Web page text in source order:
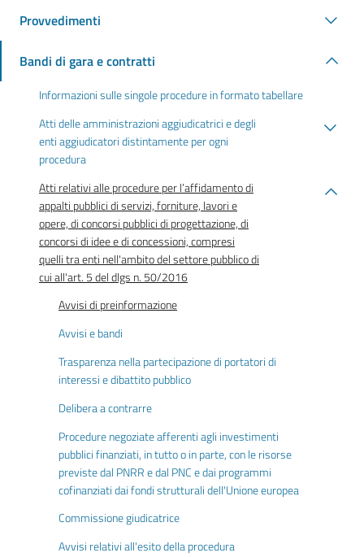
Provvedimenti
Bandi di gara e contratti
Informazioni sulle singole procedure in formato tabellare
Atti delle amministrazioni aggiudicatrici e degli
enti aggiudicatori distintamente per ogni
procedura
Atti relativi alle procedure per l’affidamento di
appalti pubblici di servizi, forniture, lavori e
opere, di concorsi pubblici di progettazione, di
concorsi di idee e di concessioni, compresi
quelli tra enti nell'ambito del settore pubblico di
cui all'art. 5 del dlgs n. 50/2016
Avvisi di preinformazione
Avvisi e bandi
Trasparenza nella partecipazione di portatori di
interessi e dibattito pubblico
Delibera a contrarre
Procedure negoziate afferenti agli investimenti
pubblici finanziati, in tutto o in parte, con le risorse
previste dal PNRR e dal PNC e dai programmi
cofinanziati dai fondi strutturali dell'Unione europea
Commissione giudicatrice
Avvisi relativi all'esito della procedura